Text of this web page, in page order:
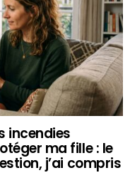
incendies
ma fille : le
j’ai compris